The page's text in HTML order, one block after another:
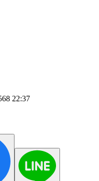
22:37